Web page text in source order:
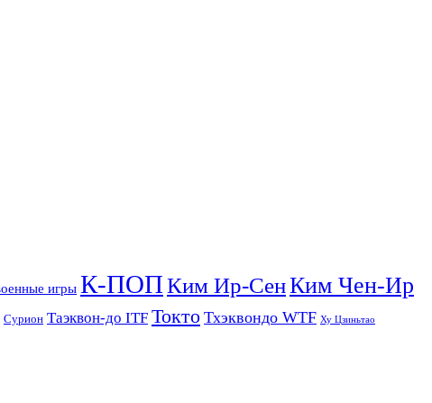
игры К-ПОПКим Ир-СенКим Чен-Ир
Сурион Таэквон-до ITF Токто Тхэквондо WTF Ху Цзиньтао